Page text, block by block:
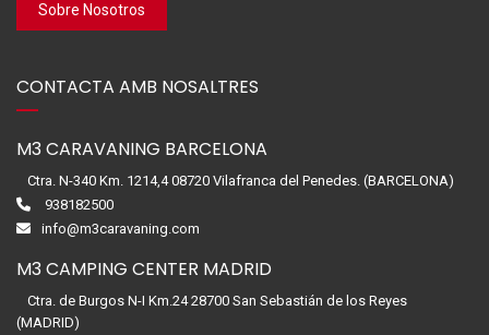
Sobre Nosotros
CONTACTA AMB NOSALTRES
M3 CARAVANING BARCELONA
Ctra. N-340 Km. 1214,4 08720 Vilafranca del Penedes. (BARCELONA)
938182500
info@m3caravaning.com
M3 CAMPING CENTER MADRID
Ctra. de Burgos N-I Km.24 28700 San Sebastián de los Reyes
(MADRID)